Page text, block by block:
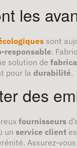
les
sont
responsable.
solution de
pour la durabilité.
des
fournisseurs
un service client
Assurez-